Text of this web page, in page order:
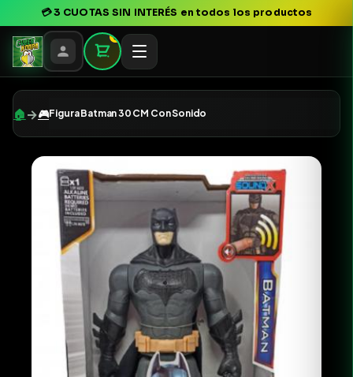
💳3 CUOTAS SIN INTERÉS en todos los productos
0
🏠 →🎮Figura Batman 30 CM Con Sonido